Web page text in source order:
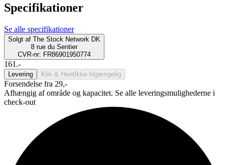
Specifikationer
Se alle specifikationer
Solgt af The Stock Network DK
8 rue du Sentier
CVR-nr: FR86901950774
161.-
Levering Klik & Hent Ikke tilgængelig
Forsendelse fra 29,-
Afhængig af område og kapacitet. Se alle leveringsmulighederne i
check-out